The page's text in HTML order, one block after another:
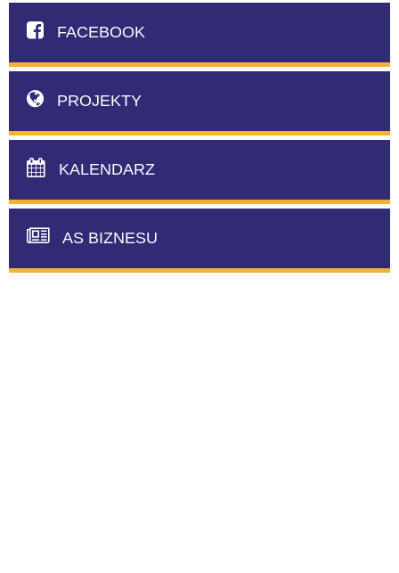
FACEBOOK
PROJEKTY
KALENDARZ
AS BIZNESU